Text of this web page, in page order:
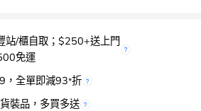
站/櫃自取；$250+送上門
免運
，全單即減93*折
裝品，多買多送